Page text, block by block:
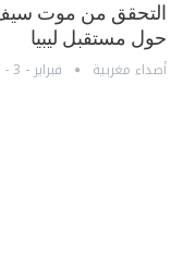
التحقق من موت سيف
حول مستقبل ليبيا
أصداء مغربية فبراير - 3 - 2026